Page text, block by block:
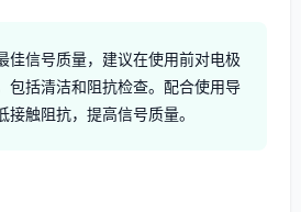
佳信号质量，建议在使用前对电极
包括清洁和阻抗检查。配合使用导
触阻抗，提高信号质量。